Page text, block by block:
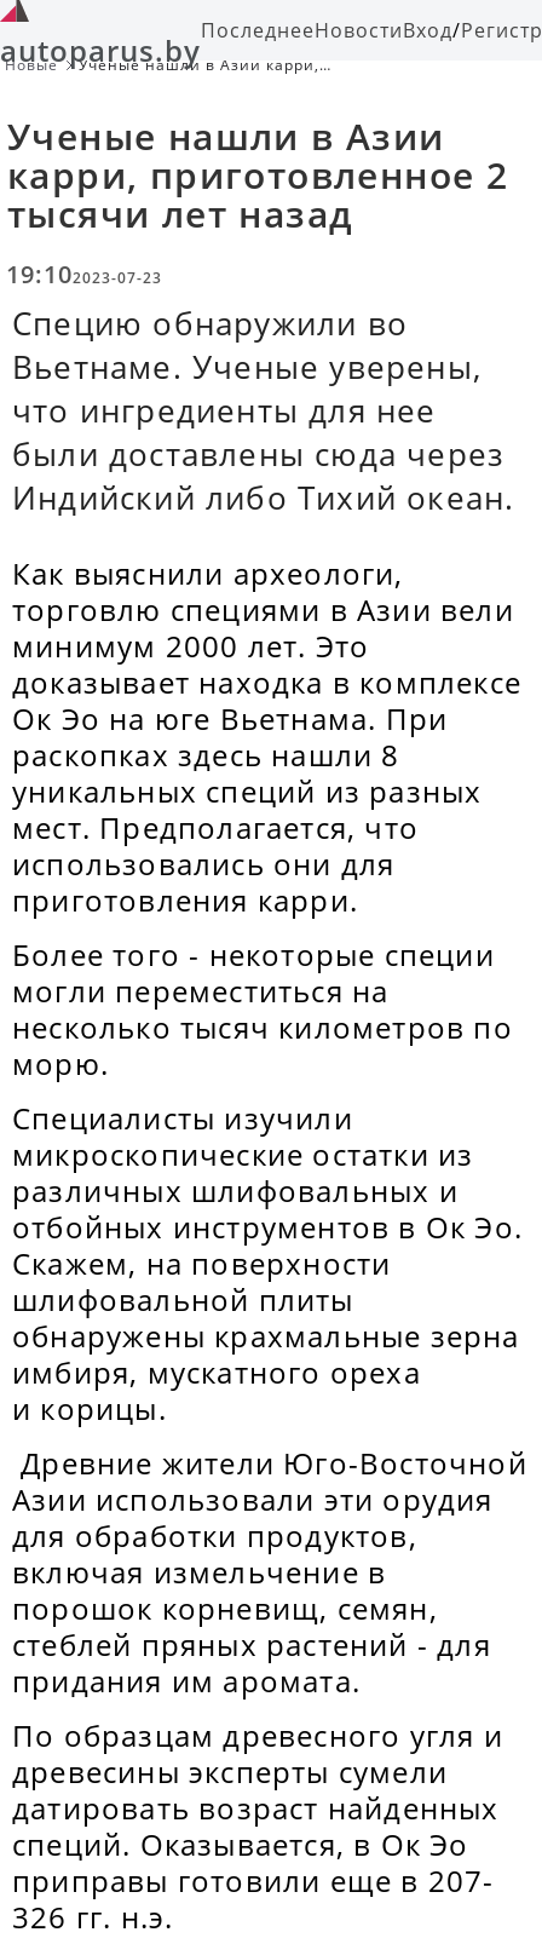
autoparus.byПоследнееНовостиВход/
Новые
Ученые нашли в Азии карри,
Ученые нашли в Азии
карри, приготовленное 2
тысячи лет назад
19:102023-07-23
Специю обнаружили во
Вьетнаме. Ученые уверены,
что ингредиенты для нее
были доставлены сюда через
Индийский либо Тихий океан.
Как выяснили археологи,
торговлю специями в Азии вели
минимум 2000 лет. Это
доказывает находка в комплексе
Ок Эо на юге Вьетнама. При
раскопках здесь нашли 8
уникальных специй из разных
мест. Предполагается, что
использовались они для
приготовления карри.
Более того - некоторые специи
могли переместиться на
несколько тысяч километров по
морю.
Специалисты изучили
микроскопические остатки из
различных шлифовальных и
отбойных инструментов в Oк Эo.
Скажем, на поверхности
шлифовальной плиты
обнаружены крахмальные зерна
имбиря, мускатного ореха
и корицы.
Древние жители Юго-Восточной
Азии использовали эти орудия
для обработки продуктов,
включая измельчение в
порошок корневищ, семян,
стеблей пряных растений - для
придания им аромата.
По образцам древесного угля и
древесины эксперты сумели
датировать возраст найденных
специй. Оказывается, в Oк Эo
приправы готовили еще в 207-
326 гг. н.э.